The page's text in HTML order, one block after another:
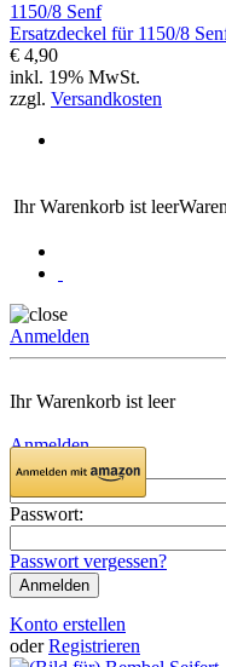
Ersatzdeckel für 1150/8
€ 4,90
inkl. 19% MwSt.
zzgl. Versandkosten
Ihr Warenkorb ist leer
Anmelden
Ihr Warenkorb ist leer
Anmelden
Email:
Passwort:
Passwort vergessen?
Konto erstellen
oder Registrieren